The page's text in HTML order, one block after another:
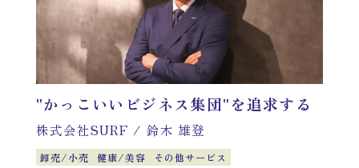
"かっこいいビジネス集団"を追求する
株式会社SURF / 鈴木 雄登
卸売/小売 健康/美容 その他サービス